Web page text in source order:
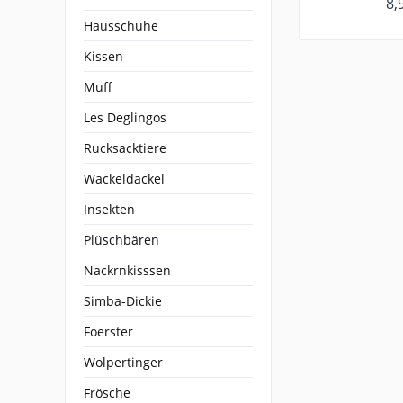
Hausschuhe
Kissen
Muff
Les Deglingos
Rucksacktiere
Wackeldackel
Insekten
Plüschbären
Nackrnkisssen
Simba-Dickie
Foerster
Wolpertinger
Frösche